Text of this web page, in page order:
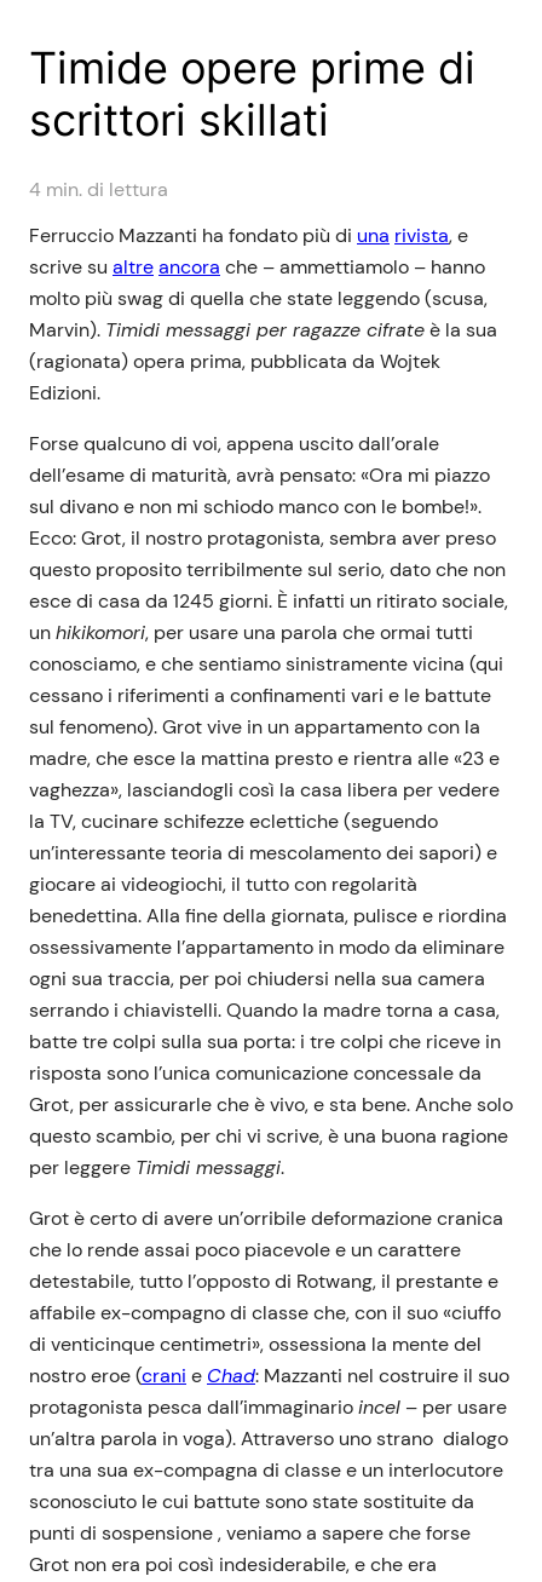
Timide opere prime di
scrittori skillati
4 min. di lettura
Ferruccio Mazzanti ha fondato più di una rivista, e
scrive su altreancora che – ammettiamolo – hanno
molto più swag di quella che state leggendo (scusa,
Marvin). Timidi messaggi per ragazze cifrateè la sua
(ragionata) opera prima, pubblicata da Wojtek
Edizioni.
Forse qualcuno di voi, appena uscito dall’orale
dell’esame di maturità, avrà pensato: «Ora mi piazzo
sul divano e non mi schiodo manco con le bombe!».
Ecco: Grot, il nostro protagonista, sembra aver preso
questo proposito terribilmente sul serio, dato che non
esce di casa da 1245 giorni. È infatti un ritirato sociale,
unhikikomori, per usare una parola che ormai tutti
conosciamo, e che sentiamo sinistramente vicina (qui
cessano i riferimenti a confinamenti vari e le battute
sul fenomeno). Grot vive in un appartamento con la
madre, che esce la mattina presto e rientra alle «23 e
vaghezza», lasciandogli così la casa libera per vedere
la TV, cucinare schifezze eclettiche (seguendo
un’interessante teoria di mescolamento dei sapori) e
giocare ai videogiochi, il tutto con regolarità
benedettina. Alla fine della giornata, pulisce e riordina
ossessivamente l’appartamento in modo da eliminare
ogni sua traccia, per poi chiudersi nella sua camera
serrando i chiavistelli. Quando la madre torna a casa,
batte tre colpi sulla sua porta: i tre colpi che riceve in
risposta sono l’unica comunicazione concessale da
Grot, per assicurarle che è vivo, e sta bene. Anche solo
questo scambio, per chi vi scrive, è una buona ragione
per leggere Timidi messaggi.
Grot è certo di avere un’orribile deformazione cranica
che lo rende assai poco piacevole e un carattere
detestabile, tutto l’opposto di Rotwang, il prestante e
affabile ex-compagno di classe che, con il suo «ciuffo
di venticinque centimetri», ossessiona la mente del
nostro eroe (crani e Chad: Mazzanti nel costruire il suo
protagonista pesca dall’immaginarioincel – per usare
un’altra parola in voga). Attraverso uno strano dialogo
tra una sua ex-compagna di classe e un interlocutore
sconosciuto le cui battute sono state sostituite da
punti di sospensione , veniamo a sapere che forse
Grot non era poi così indesiderabile, e che era